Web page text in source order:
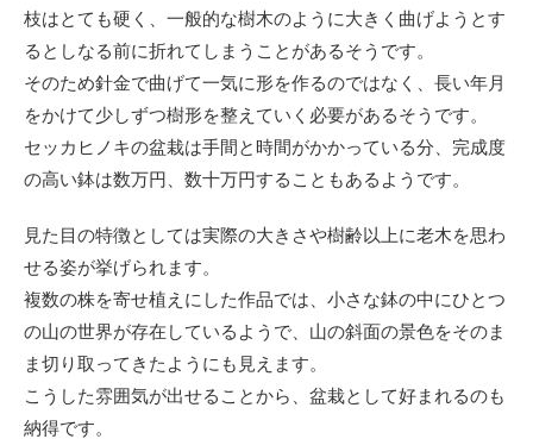
枝はとても硬く、一般的な樹木のように大きく曲げようとす
るとしなる前に折れてしまうことがあるそうです。
そのため針金で曲げて一気に形を作るのではなく、長い年月
をかけて少しずつ樹形を整えていく必要があるそうです。
セッカヒノキの盆栽は手間と時間がかかっている分、完成度
の高い鉢は数万円、数十万円することもあるようです。
見た目の特徴としては実際の大きさや樹齢以上に老木を思わ
せる姿が挙げられます。
複数の株を寄せ植えにした作品では、小さな鉢の中にひとつ
の山の世界が存在しているようで、山の斜面の景色をそのま
ま切り取ってきたようにも見えます。
こうした雰囲気が出せることから、盆栽として好まれるのも
納得です。